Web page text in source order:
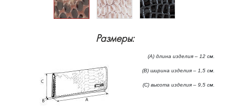
Размеры:
(А) длина изделия – 12 см.
(B) ширина изделия – 1,5 см.
(C) высота изделия – 9,5 см.